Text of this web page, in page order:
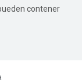
contener